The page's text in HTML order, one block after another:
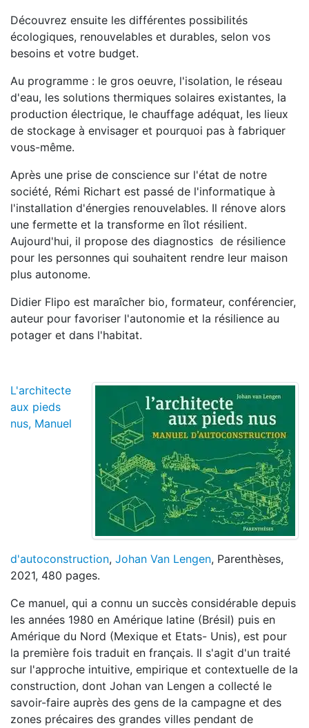
Découvrez ensuite les différentes possibilités
écologiques, renouvelables et durables, selon vos
besoins et votre budget.
Au programme : le gros oeuvre, l'isolation, le réseau
d'eau, les solutions thermiques solaires existantes, la
production électrique, le chauffage adéquat, les lieux
de stockage à envisager et pourquoi pas à fabriquer
vous-même.
Après une prise de conscience sur l'état de notre
société, Rémi Richart est passé de l'informatique à
l'installation d'énergies renouvelables. Il rénove alors
une fermette et la transforme en îlot résilient.
Aujourd'hui, il propose des diagnostics de résilience
pour les personnes qui souhaitent rendre leur maison
plus autonome.
Didier Flipo est maraîcher bio, formateur, conférencier,
auteur pour favoriser l'autonomie et la résilience au
potager et dans l'habitat.
L'architecte
aux pieds
nus, Manuel
d'autoconstruction, Johan Van Lengen, Parenthèses,
2021, 480 pages.
Ce manuel, qui a connu un succès considérable depuis
les années 1980 en Amérique latine (Brésil) puis en
Amérique du Nord (Mexique et Etats- Unis), est pour
la première fois traduit en français. Il s'agit d'un traité
sur l'approche intuitive, empirique et contextuelle de la
construction, dont Johan van Lengen a collecté le
savoir-faire auprès des gens de la campagne et des
zones précaires des grandes villes pendant de